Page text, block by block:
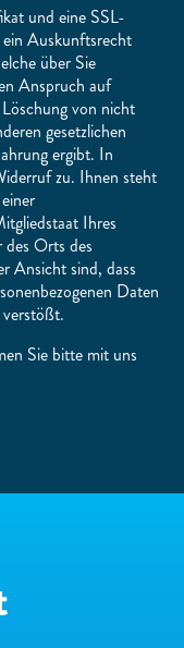
und eine SSL-
Auskunftsrecht
über Sie
Anspruch auf
von nicht
gesetzlichen
ergibt. In
zu. Ihnen steht
Ihres
Orts des
Ansicht sind, dass
Daten
Sie bitte mit uns